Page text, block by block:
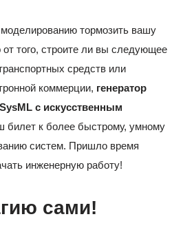
тормозить вашу
того, строите ли вы следующее
средств или
коммерции, генератор
с искусственным
билет к более быстрому, умному
систем. Пришло время
инженерную работу!
сами!